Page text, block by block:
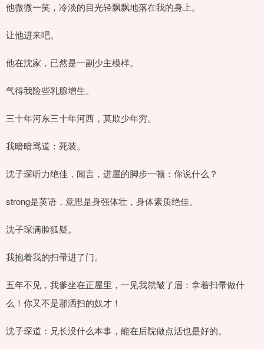
他微微一笑，冷淡的目光轻飘飘地落在我的身上。
让他进来吧。
他在沈家，已然是一副少主模样。
气得我险些乳腺增生。
三十年河东三十年河西，莫欺少年穷。
我暗暗骂道：死装。
沈子琛听力绝佳，闻言，进屋的脚步一顿：你说什么？
strong是英语，意思是身强体壮，身体素质绝佳。
沈子琛满脸狐疑。
我抱着我的扫帚进了门。
五年不见，我爹坐在正屋里，一见我就皱了眉：拿着扫帚做什
么！你又不是那洒扫的奴才！
沈子琛道：兄长没什么本事，能在后院做点活也是好的。